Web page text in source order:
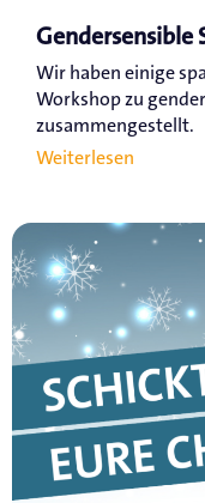
Gendersensible
Wir haben einige
Workshop zu
zusammengestellt.
Weiterlesen